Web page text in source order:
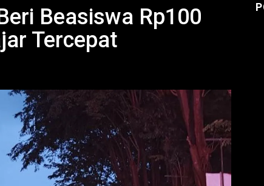
Beasiswa Rp100
Tercepat